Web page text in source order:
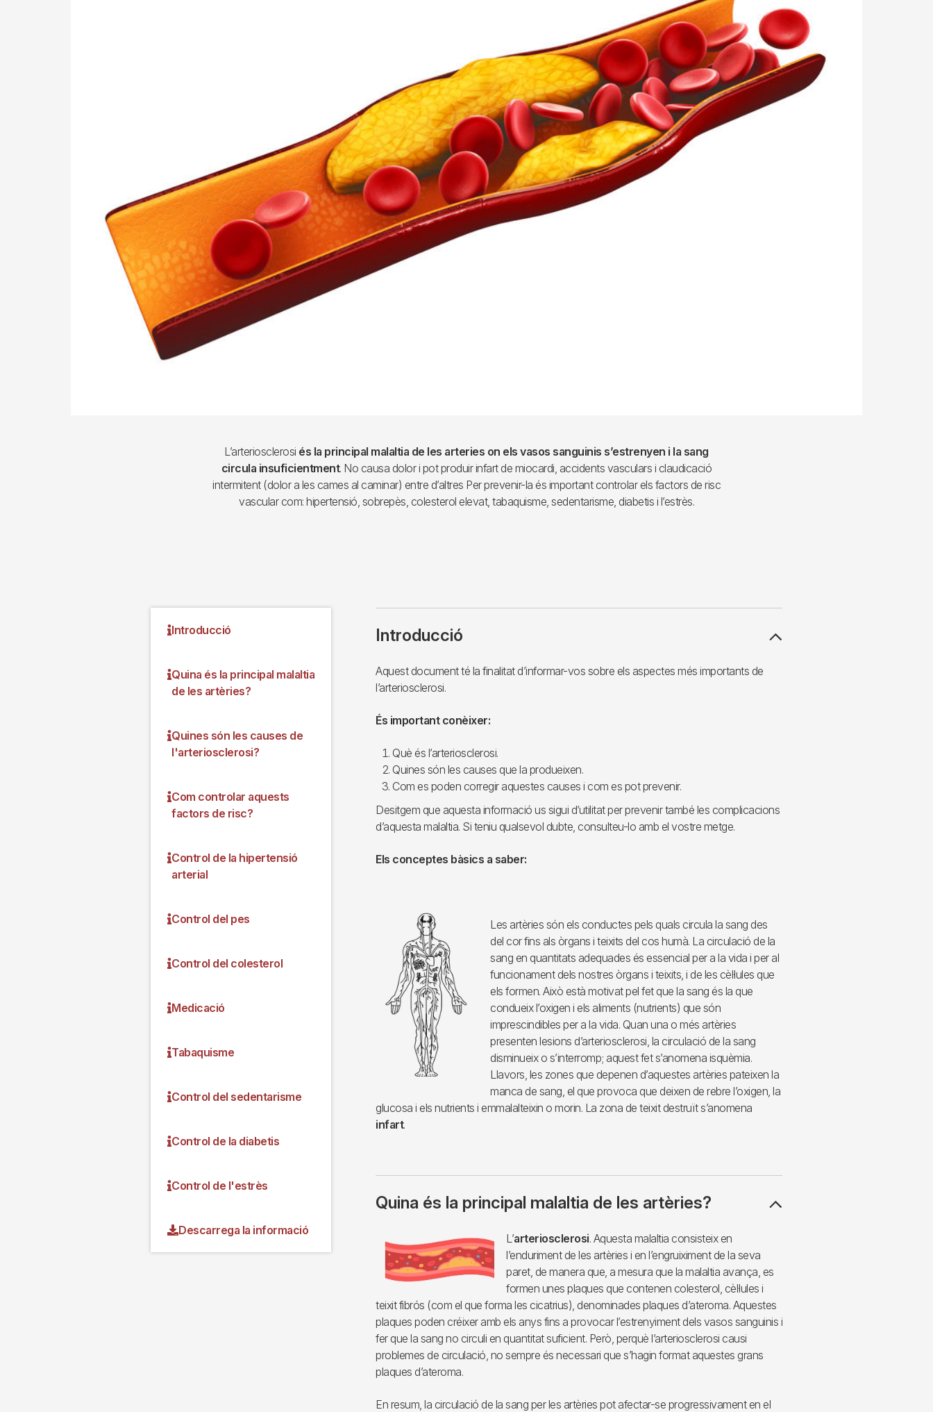
L’arteriosclerosi és la principal malaltia de les arteries on els vasos sanguinis s’estrenyen i la sang
circula insuficientment. No causa dolor i pot produir infart de miocardi, accidents vasculars i claudicació
intermitent (dolor a les cames al caminar) entre d’altres Per prevenir-la és important controlar els factors de risc
vascular com: hipertensió, sobrepès, colesterol elevat, tabaquisme, sedentarisme, diabetis i l’estrès.
Introducció
Quina és la principal malaltia
de les artèries?
Quines són les causes de
l'arteriosclerosi?
Com controlar aquests
factors de risc?
Control de la hipertensió
arterial
Control del pes
Control del colesterol
Medicació
Tabaquisme
Control del sedentarisme
Control de la diabetis
Control de l'estrès
Descarrega la informació
Introducció
Aquest document té la finalitat d’informar-vos sobre els aspectes més importants de
l’arteriosclerosi.
És important conèixer:
Què és l’arteriosclerosi.
Quines són les causes que la produeixen.
Com es poden corregir aquestes causes i com es pot prevenir.
Desitgem que aquesta informació us sigui d’utilitat per prevenir també les complicacions
d’aquesta malaltia. Si teniu qualsevol dubte, consulteu-lo amb el vostre metge.
Els conceptes bàsics a saber:
Les artèries són els conductes pels quals circula la sang des
del cor fins als òrgans i teixits del cos humà. La circulació de la
sang en quantitats adequades és essencial per a la vida i per al
funcionament dels nostres òrgans i teixits, i de les cèl·lules que
els formen. Això està motivat pel fet que la sang és la que
condueix l’oxigen i els aliments (nutrients) que són
imprescindibles per a la vida. Quan una o més artèries
presenten lesions d’arteriosclerosi, la circulació de la sang
disminueix o s’interromp; aquest fet s’anomena isquèmia.
Llavors, les zones que depenen d’aquestes artèries pateixen la
manca de sang, el que provoca que deixen de rebre l’oxigen, la
glucosa i els nutrients i emmalalteixin o morin. La zona de teixit destruït s’anomena
infart.
Quina és la principal malaltia de les artèries?
L’arteriosclerosi. Aquesta malaltia consisteix en
l’enduriment de les artèries i en l’engruiximent de la seva
paret, de manera que, a mesura que la malaltia avança, es
formen unes plaques que contenen colesterol, cèl·lules i
teixit fibrós (com el que forma les cicatrius), denominades plaques d’ateroma. Aquestes
plaques poden créixer amb els anys fins a provocar l’estrenyiment dels vasos sanguinis i
fer que la sang no circuli en quantitat suficient. Però, perquè l’arteriosclerosi causi
problemes de circulació, no sempre és necessari que s’hagin format aquestes grans
plaques d’ateroma.
En resum, la circulació de la sang per les artèries pot afectar-se progressivament en el